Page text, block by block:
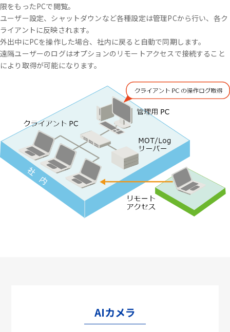
限をもったPCで閲覧。
ユーザー設定、シャットダウンなど各種設定は管理PCから行い、各ク
ライアントに反映されます。
外出中にPCを操作した場合、社内に戻ると自動で同期します。
遠隔ユーザーのログはオプションのリモートアクセスで接続すること
により取得が可能になります。
AIカメラ